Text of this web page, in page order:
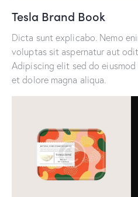
Tesla Brand Book
Dicta sunt explicabo. Nemo
voluptas sit aspernatur aut
Adipiscing elit sed do
et dolore magna aliqua.